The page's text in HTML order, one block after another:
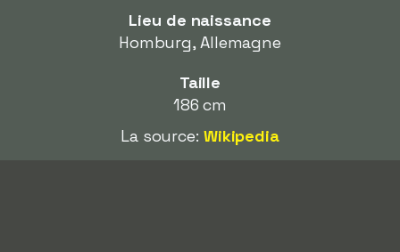
Lieu de naissance
Homburg, Allemagne
Taille
186 cm
La source: Wikipedia